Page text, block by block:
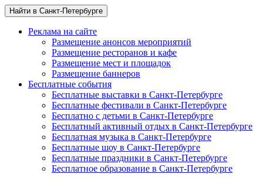
Найти в Санкт-Петербурге
Реклама на сайте
Размещение анонсов мероприятий
Размещение ресторанов и кафе
Размещение мест и площадок
Размещение баннеров
Бесплатные события
Бесплатные выставки в Санкт-Петербурге
Бесплатные фестивали в Санкт-Петербурге
Бесплатно с детьми в Санкт-Петербурге
Бесплатный активный отдых в Санкт-Петербурге
Бесплатная музыка в Санкт-Петербурге
Бесплатные шоу в Санкт-Петербурге
Бесплатные праздники в Санкт-Петербурге
Бесплатное образование в Санкт-Петербурге